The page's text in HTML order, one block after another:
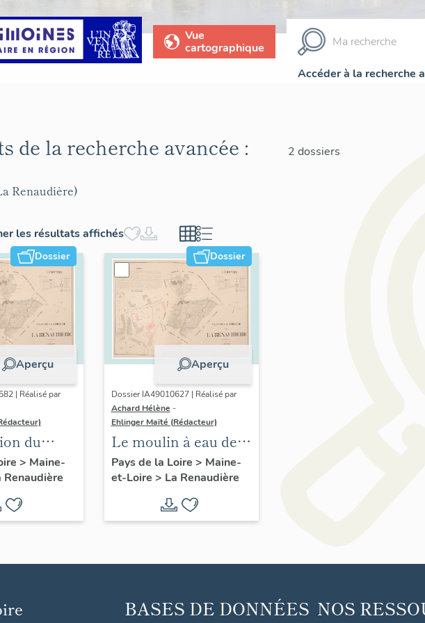
Vue
cartographique
Accéder à la recherche
de la recherche avancée : 2 dossiers
Renaudière)
les résultats affichés
Dossier
Aperçu
| Réalisé par
du
la
La
> Maine-
Renaudière
Dossier
Aperçu
Dossier IA49010627 | Réalisé par
Achard Hélène -
Ehlinger Maïté (Rédacteur)
Le moulin à eau de
Normandeau, rue
Normandeau, La
Renaudière
Pays de la Loire > Maine-
et-Loire > La Renaudière
BASES DE DONNÉES NOS